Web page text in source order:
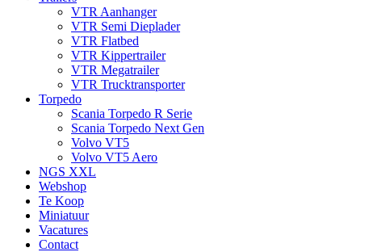
VTR Aanhanger
VTR Semi Dieplader
VTR Flatbed
VTR Kippertrailer
VTR Megatrailer
VTR Trucktransporter
Torpedo
Scania Torpedo R Serie
Scania Torpedo Next Gen
Volvo VT5
Volvo VT5 Aero
NGS XXL
Webshop
Te Koop
Miniatuur
Vacatures
Contact